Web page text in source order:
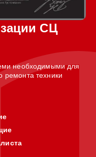
СЦ
необходимыми для
ремонта техники